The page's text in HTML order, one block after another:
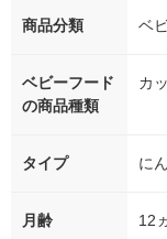
商品分類 ベ
ベビーフード
の商品種類
カ
タイプ に
月齢 12